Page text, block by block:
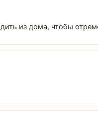
из дома, чтобы